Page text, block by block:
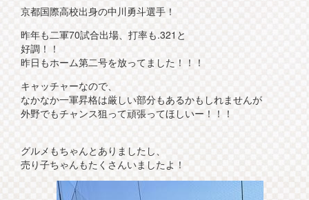
京都国際高校出身の中川勇斗選手！
昨年も二軍70試合出場、打率も.321と
好調！！
昨日もホーム第二号を放ってました！！！
キャッチャーなので、
なかなか一軍昇格は厳しい部分もあるかもしれませんが
外野でもチャンス狙って頑張ってほしいー！！！
グルメもちゃんとありましたし、
売り子ちゃんもたくさんいましたよ！